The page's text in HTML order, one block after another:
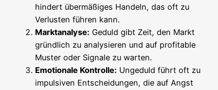
hin­dert über­mä­ßi­ges Han­deln, das oft zu
Ver­lus­ten füh­ren kann.
Markt­ana­ly­se: Geduld gibt Zeit, den Markt
gründ­lich zu ana­ly­sie­ren und auf pro­fi­ta­ble
Mus­ter oder Signa­le zu warten.
Emo­tio­na­le Kon­trol­le: Unge­duld führt oft zu
impul­si­ven Ent­schei­dun­gen, die auf Angst